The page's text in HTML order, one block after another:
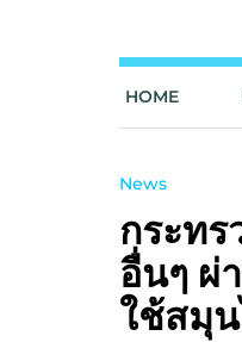
HOME
News
กระท
อื่นๆ ผ่
ใช้สมุ